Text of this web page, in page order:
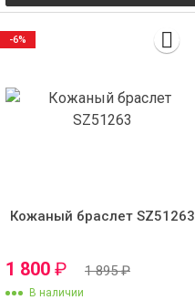
Кожаный браслет SZ51263
1 800 ₽ 1 895₽
В наличии
-6%